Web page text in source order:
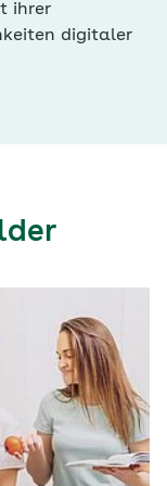
ihrer
digitaler